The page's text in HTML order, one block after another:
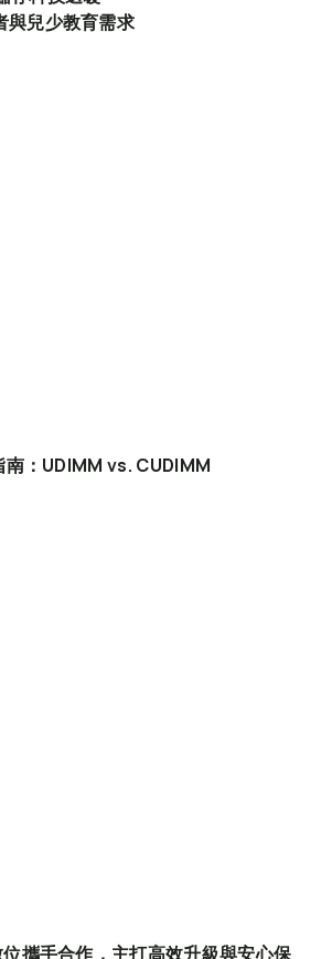
與兒少教育需求
：UDIMM vs. CUDIMM
攜手合作，主打高效升級與安心保